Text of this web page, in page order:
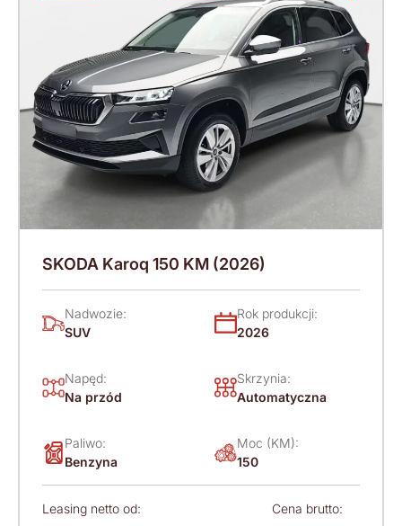
SKODA Karoq 150 KM (2026)
Nadwozie:
SUV
Rok produkcji:
2026
Napęd:
Na przód
Skrzynia:
Automatyczna
Paliwo:
Benzyna
Moc (KM):
150
Leasing netto od: Cena brutto: